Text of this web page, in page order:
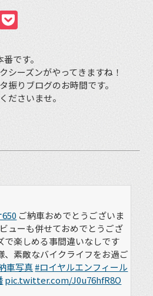
です。
シーズンがやってきますね！
振りブログのお時間です。
ださいませ。
ご納車おめでとうございま
ューも併せておめでとうござ
で楽しめる事間違いなしです
、素敵なバイクライフをお過ご
車写真#ロイヤルエンフィール
pic.twitter.com/J0u76hfR8O